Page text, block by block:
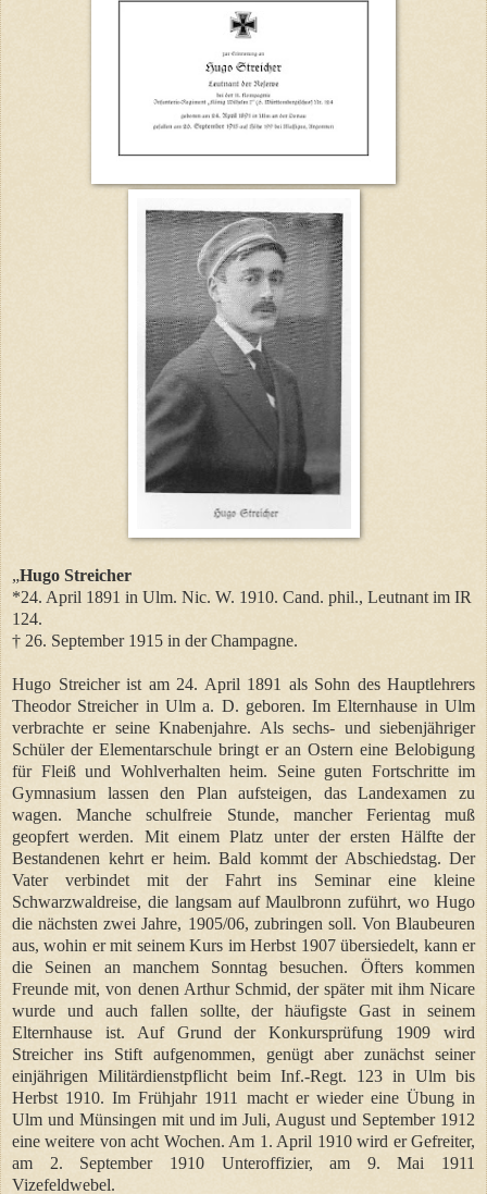
„Hugo Streicher
*24. April 1891 in Ulm. Nic. W. 1910. Cand. phil., Leutnant im IR
124.
† 26. September 1915 in der Champagne.
Hugo Streicher ist am 24. April 1891 als Sohn des Hauptlehrers
Theodor Streicher in Ulm a. D. geboren. Im Elternhause in Ulm
verbrachte er seine Knabenjahre. Als sechs- und siebenjähriger
Schüler der Elementarschule bringt er an Ostern eine Belobigung
für Fleiß und Wohlverhalten heim. Seine guten Fortschritte im
Gymnasium lassen den Plan aufsteigen, das Landexamen zu
wagen. Manche schulfreie Stunde, mancher Ferientag muß
geopfert werden. Mit einem Platz unter der ersten Hälfte der
Bestandenen kehrt er heim. Bald kommt der Abschiedstag. Der
Vater verbindet mit der Fahrt ins Seminar eine kleine
Schwarzwaldreise, die langsam auf Maulbronn zuführt, wo Hugo
die nächsten zwei Jahre, 1905/06, zubringen soll. Von Blaubeuren
aus, wohin er mit seinem Kurs im Herbst 1907 übersiedelt, kann er
die Seinen an manchem Sonntag besuchen. Öfters kommen
Freunde mit, von denen Arthur Schmid, der später mit ihm Nicare
wurde und auch fallen sollte, der häufigste Gast in seinem
Elternhause ist. Auf Grund der Konkursprüfung 1909 wird
Streicher ins Stift aufgenommen, genügt aber zunächst seiner
einjährigen Militärdienstpflicht beim Inf.-Regt. 123 in Ulm bis
Herbst 1910. Im Frühjahr 1911 macht er wieder eine Übung in
Ulm und Münsingen mit und im Juli, August und September 1912
eine weitere von acht Wochen. Am 1. April 1910 wird er Gefreiter,
am 2. September 1910 Unteroffizier, am 9. Mai 1911
Vizefeldwebel.